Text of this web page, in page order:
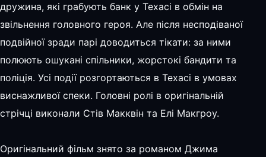
дружина, які грабують банк у Техасі в обмін на
звільнення головного героя. Але після несподіваної
подвійної зради парі доводиться тікати: за ними
полюють ошукані спільники, жорстокі бандити та
поліція. Усі події розгортаються в Техасі в умовах
виснажливої спеки. Головні ролі в оригінальній
стрічці виконали Стів Макквін та Елі Макгроу.
Оригінальний фільм знято за романом Джима